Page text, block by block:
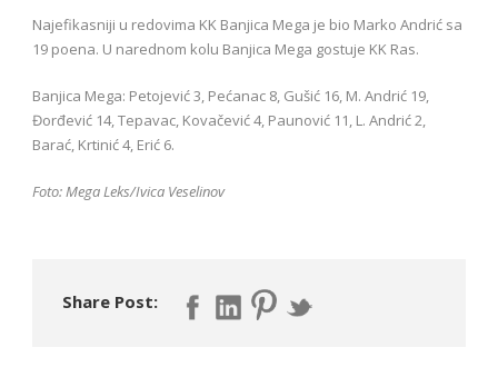
Najefikasniji u redovima KK Banjica Mega je bio Marko Andrić sa
19 poena. U narednom kolu Banjica Mega gostuje KK Ras.
Banjica Mega: Petojević 3, Pećanac 8, Gušić 16, M. Andrić 19,
Đorđević 14, Tepavac, Kovačević 4, Paunović 11, L. Andrić 2,
Barać, Krtinić 4, Erić 6.
Foto: Mega Leks/Ivica Veselinov
Share Post: